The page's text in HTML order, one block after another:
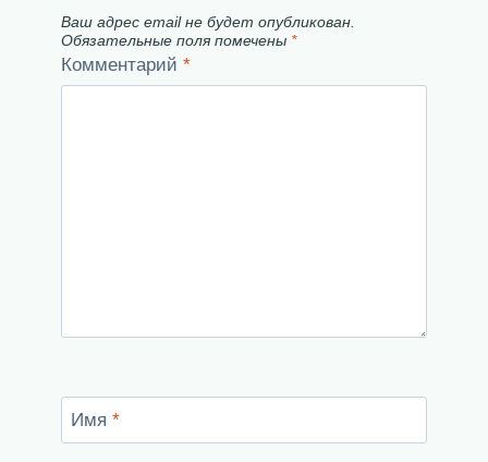
Ваш адрес email не будет опубликован.
Обязательные поля помечены *
Комментарий *
Имя *